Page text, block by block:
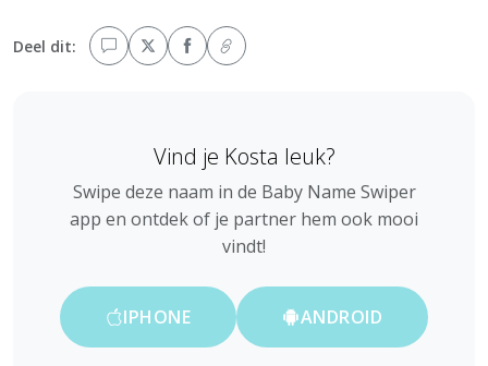
Deel dit:
Vind je Kosta leuk?
Swipe deze naam in de Baby Name Swiper
app en ontdek of je partner hem ook mooi
vindt!
IPHONE ANDROID